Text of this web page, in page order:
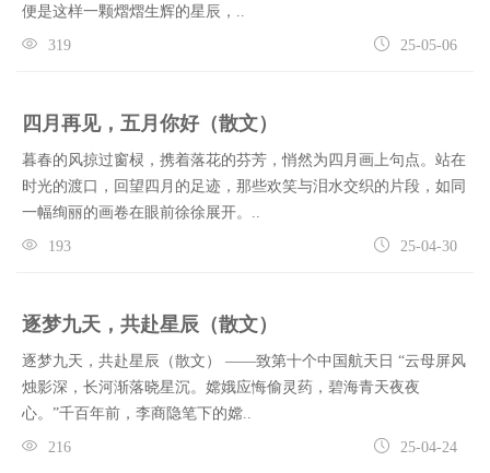
便是这样一颗熠熠生辉的星辰，..
319 25-05-06
四月再见，五月你好（散文）
暮春的风掠过窗棂，携着落花的芬芳，悄然为四月画上句点。站在
时光的渡口，回望四月的足迹，那些欢笑与泪水交织的片段，如同
一幅绚丽的画卷在眼前徐徐展开。..
193 25-04-30
逐梦九天，共赴星辰（散文）
逐梦九天，共赴星辰（散文） ——致第十个中国航天日 “云母屏风
烛影深，长河渐落晓星沉。嫦娥应悔偷灵药，碧海青天夜夜
心。”千百年前，李商隐笔下的嫦..
216 25-04-24